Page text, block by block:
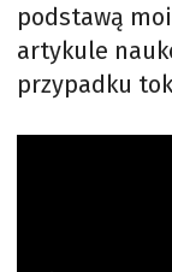
podstawą
artykule
przypadku